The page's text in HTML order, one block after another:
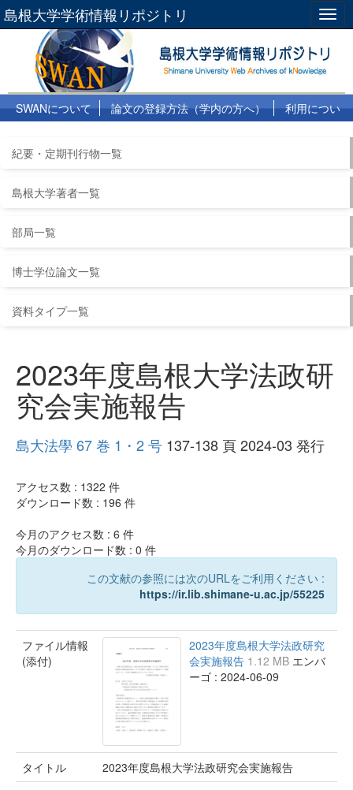
島根大学学術情報リポジトリ
SWANについて 論文の登録方法（学内の方へ）
利用につい
紀要・定期刊行物一覧
島根大学著者一覧
部局一覧
博士学位論文一覧
資料タイプ一覧
2023年度島根大学法政研
究会実施報告
島大法學 67 巻 1・2 号 137-138 頁 2024-03 発行
アクセス数 : 1322 件
ダウンロード数 : 196 件
今月のアクセス数 : 6 件
今月のダウンロード数 : 0 件
この文献の参照には次のURLをご利用ください :
https://ir.lib.shimane-u.ac.jp/55225
ファイル情報
(添付)
2023年度島根大学法政研究
会実施報告 1.12 MB エンバ
ーゴ : 2024-06-09
タイトル
2023年度島根大学法政研究会実施報告